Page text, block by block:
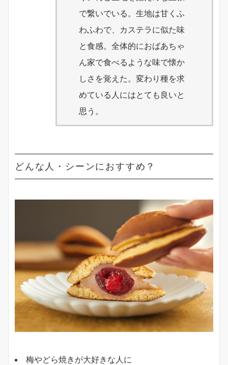
で繋いでいる。生地は甘くふ
わふわで、カステラに似た味
と食感。全体的におばあちゃ
ん家で食べるような味で懐か
しさを覚えた。変わり種を求
めている人にはとても良いと
思う。
どんな人・シーンにおすすめ？
梅やどら焼きが大好きな人に